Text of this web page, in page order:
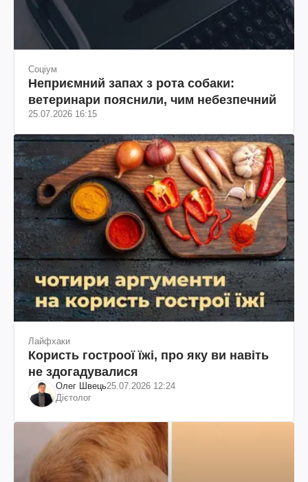
Соціум
Неприємний запах з рота собаки:
ветеринари пояснили, чим небезпечний
25.07.2026 16:15
Лайфхаки
Користь гостроої їжі, про яку ви навіть
не здогадувалися
Олег Швець25.07.2026 12:24
Дієтолог